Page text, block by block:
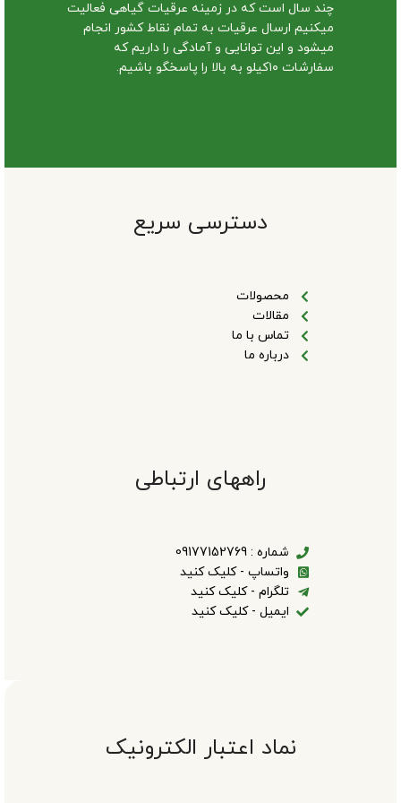
چند سال است که در زمینه عرقیات گیاهی فعالیت
میکنیم ارسال عرقیات به تمام نقاط کشور انجام
میشود و این توانایی و آمادگی را داریم که
سفارشات ۱۰کیلو به بالا را پاسخگو باشیم.
دسترسی سریع
محصولات
مقالات
تماس با ما
درباره ما
راههای ارتباطی
شماره : 09177152769
واتساپ - کلیک کنید
تلگرام - کلیک کنید
ایمیل - کلیک کنید
نماد اعتبار الکترونیک